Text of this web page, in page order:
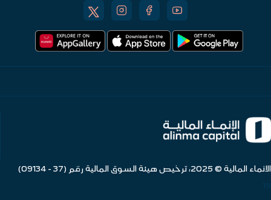
الانماء المالية © 2025، ترخيص هيئة السوق المالية رقم (37 - 09134)